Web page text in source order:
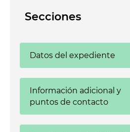
Secciones
Datos del expediente
Información adicional y
puntos de contacto